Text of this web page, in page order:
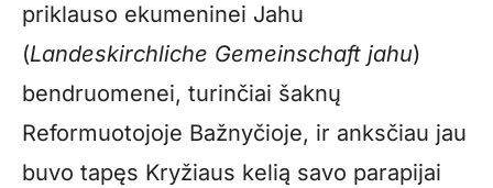
priklauso ekumeninei Jahu
(Landeskirchliche Gemeinschaft jahu)
bendruomenei, turinčiai šaknų
Reformuotojoje Bažnyčioje, ir anksčiau jau
buvo tapęs Kryžiaus kelią savo parapijai